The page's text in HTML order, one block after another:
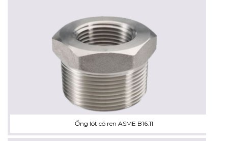
Ống lót có ren ASME B16.11